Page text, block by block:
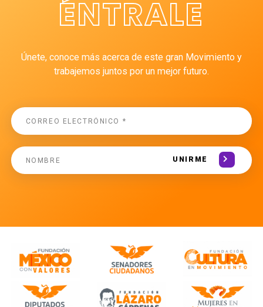
ÉNTRALE
Únete, conoce más acerca de este gran Movimiento y
trabajemos juntos por un mejor futuro.
UNIRME